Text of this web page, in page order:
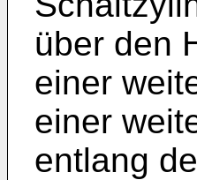
über den
einer
einer
entlang